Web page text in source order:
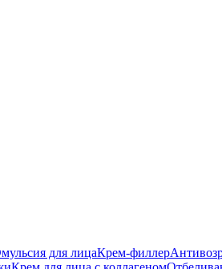
для лицаКрем-филлер